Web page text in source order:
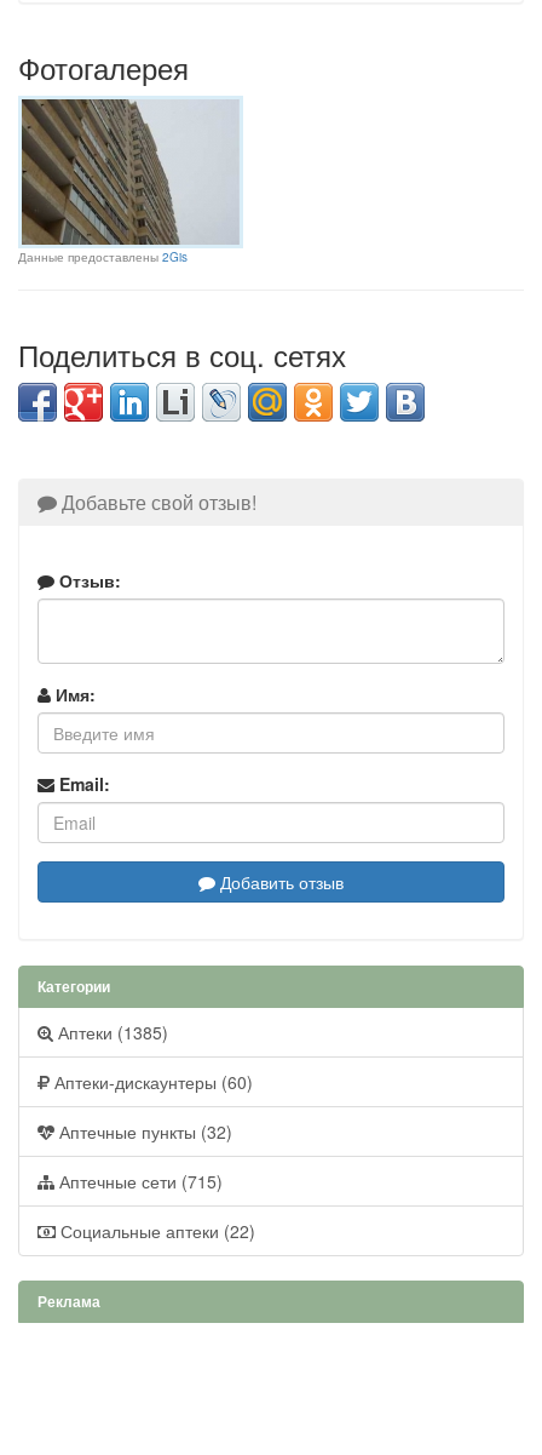
Фотогалерея
Данные предоставлены 2Gis
Поделиться в соц. сетях
Добавьте свой отзыв!
Отзыв:
Имя:
Email:
Добавить отзыв
Категории
Аптеки (1385)
Аптеки-дискаунтеры (60)
Аптечные пункты (32)
Аптечные сети (715)
Социальные аптеки (22)
Реклама